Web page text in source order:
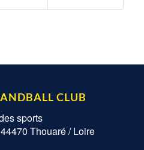
CLUB
sports
Thouaré / Loire